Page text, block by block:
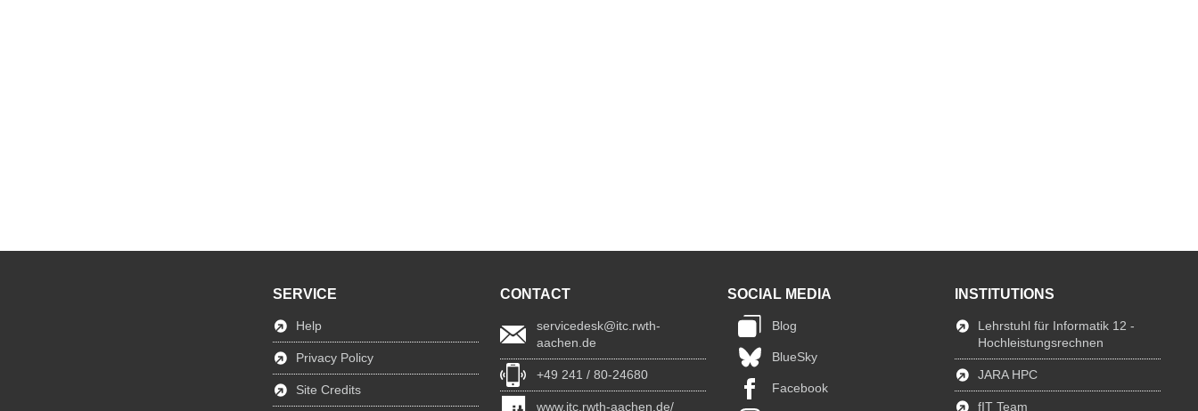
SERVICE
Help
Privacy Policy
Site Credits
CONTACT
servicedesk@itc.rwth-
aachen.de
+49 241 / 80-24680
www.itc.rwth-aachen.de/
SOCIAL MEDIA
Blog
BlueSky
Facebook
INSTITUTIONS
Lehrstuhl für Informatik 12 -
Hochleistungsrechnen
JARA HPC
fIT Team